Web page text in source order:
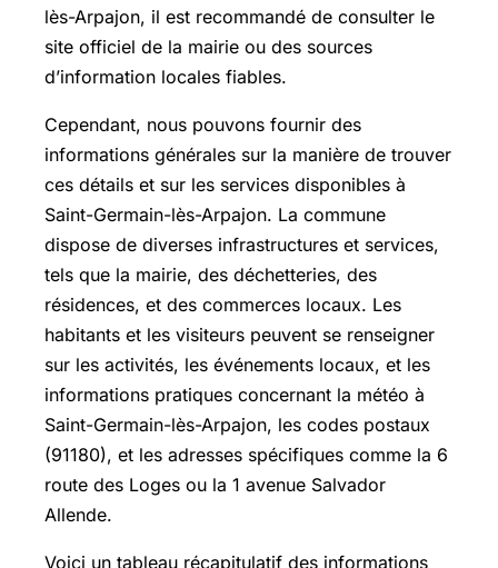
lès-Arpajon, il est recommandé de consulter le
site officiel de la mairie ou des sources
d’information locales fiables.
Cependant, nous pouvons fournir des
informations générales sur la manière de trouver
ces détails et sur les services disponibles à
Saint-Germain-lès-Arpajon. La commune
dispose de diverses infrastructures et services,
tels que la mairie, des déchetteries, des
résidences, et des commerces locaux. Les
habitants et les visiteurs peuvent se renseigner
sur les activités, les événements locaux, et les
informations pratiques concernant la météo à
Saint-Germain-lès-Arpajon, les codes postaux
(91180), et les adresses spécifiques comme la 6
route des Loges ou la 1 avenue Salvador
Allende.
Voici un tableau récapitulatif des informations